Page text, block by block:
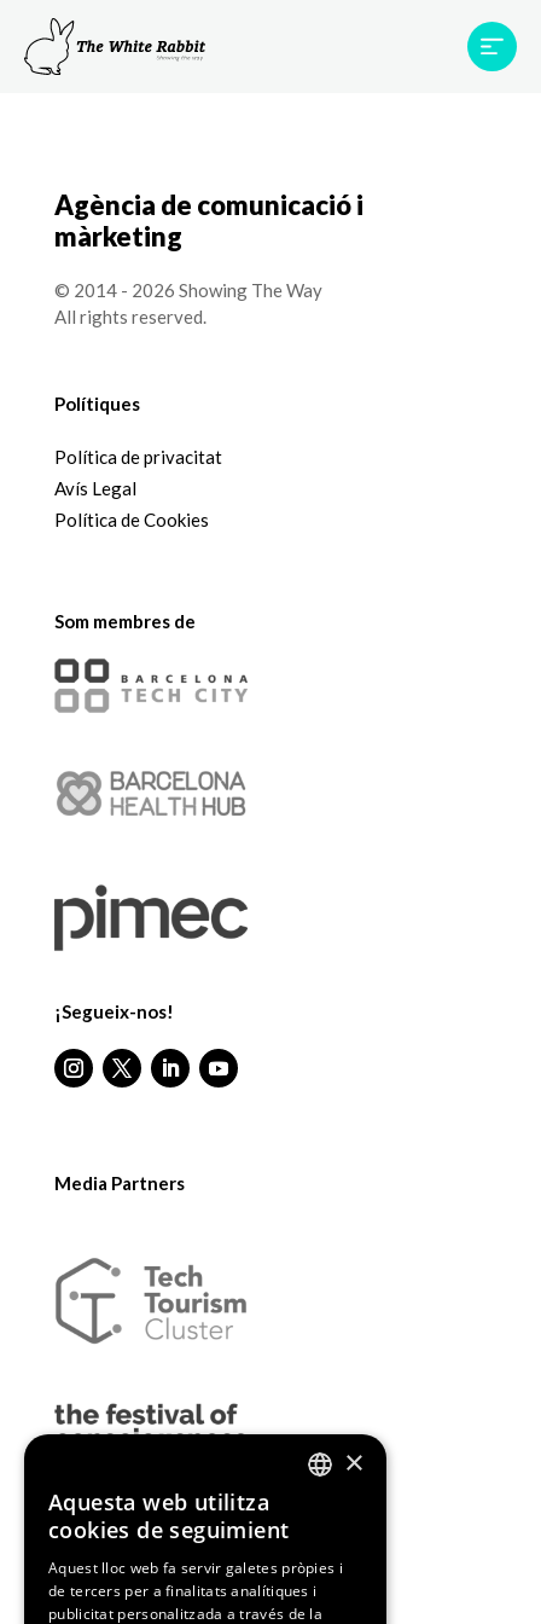
Projectes
Agència de comunicació i
màrketing
© 2014 - 2026 Showing The Way
All rights reserved.
Polítiques
Política de privacitat
Avís Legal
Política de Cookies
Som membres de
¡Segueix-nos!
Media Partners
CATALAN
×
Aquesta web utilitza
cookies de seguimient
Aquest lloc web fa servir galetes pròpies i
de tercers per a finalitats analítiques i
publicitat personalitzada a través de la